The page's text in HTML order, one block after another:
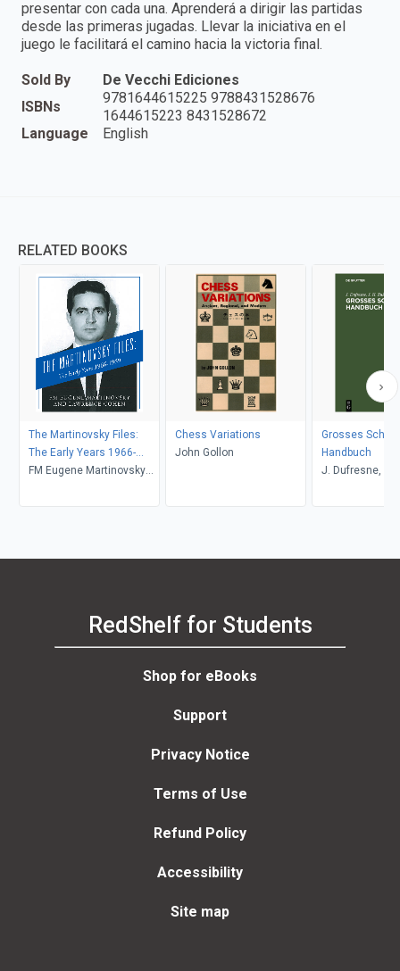
presentar con cada una. Aprenderá a dirigir las partidas
desde las primeras jugadas. Llevar la iniciativa en el
juego le facilitará el camino hacia la victoria final.
Sold By
De Vecchi Ediciones
ISBNs
9781644615225 9788431528676
1644615223 8431528672
Language
English
RELATED BOOKS
The Martinovsky Files:
The Early Years 1966-
1969
FM Eugene Martinovsky
Lawrence Cohen
Chess Variations
John Gollon
Grosses
Handbuch
J. Dufresne, J.
RedShelf for Students
Shop for eBooks
Support
Privacy Notice
Terms of Use
Refund Policy
Accessibility
Site map